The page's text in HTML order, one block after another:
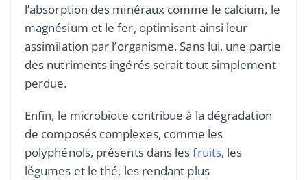
l’absorption des minéraux comme le calcium, le
magnésium et le fer, optimisant ainsi leur
assimilation par l’organisme. Sans lui, une partie
des nutriments ingérés serait tout simplement
perdue.
Enfin, le microbiote contribue à la dégradation
de composés complexes, comme les
polyphénols, présents dans lesfruits, les
légumes et le thé, les rendant plus